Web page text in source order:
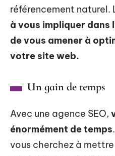
référencement
à vous impliquer dans
de vous amener à
votre site web.
Un gain de temps
Avec une agence SEO,
énormément de temps
vous cherchez à